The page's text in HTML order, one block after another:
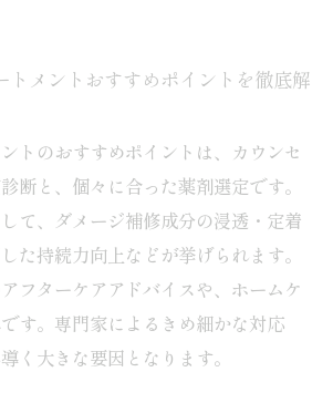
髪質改善の持続力を解説
トリートメントの効果を長持ちさ
できる持続力重視のトリートメン
アと美容院の併用で髪質改善効果
トメントおすすめポイントを徹底解
トのおすすめポイントは、カウンセ
断と、個々に合った薬剤選定です。
て、ダメージ補修成分の浸透・定着
た持続力向上などが挙げられます。
フターケアアドバイスや、ホームケ
す。専門家によるきめ細かな対応
く大きな要因となります。